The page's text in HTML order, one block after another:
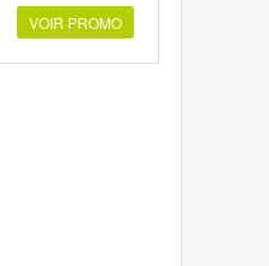
VOIR PROMO